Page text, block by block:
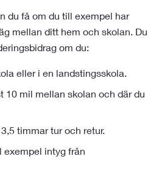
du få om du till exempel har
mellan ditt hem och skolan. Du
om du:
eller i en landstingsskola.
10 mil mellan skolan och där du
timmar tur och retur.
exempel intyg från